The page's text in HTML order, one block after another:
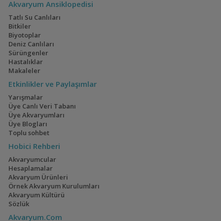
Electric Blue Acara
Geophagus Red
Head Tapajos
Ateşağız
Armatür Boş KasaMehmet Yavuz
Co2 Tüp ,akvaryum Malzemeleri Vs Güncel
Akvaryum Ansiklopedisi
Tatlı Su Canlıları
Bitkiler
Biyotoplar
Deniz Canlıları
Sürüngenler
Hastalıklar
Makaleler
Etkinlikler ve Paylaşımlar
Yarışmalar
Üye Canlı Veri Tabanı
Üye Akvaryumları
Üye Blogları
Toplu sohbet
Hobici Rehberi
Akvaryumcular
Hesaplamalar
Akvaryum Ürünleri
Örnek Akvaryum Kurulumları
Akvaryum Kültürü
Sözlük
Akvaryum.Com